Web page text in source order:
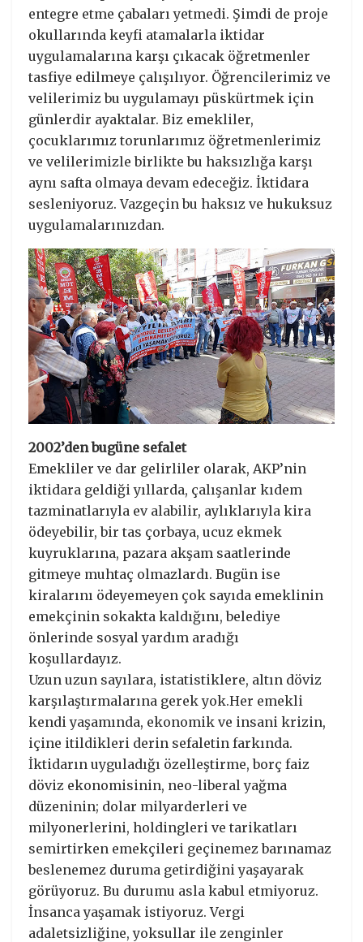
entegre etme çabaları yetmedi. Şimdi de proje
okullarında keyfi atamalarla iktidar
uygulamalarına karşı çıkacak öğretmenler
tasfiye edilmeye çalışılıyor. Öğrencilerimiz ve
velilerimiz bu uygulamayı püskürtmek için
günlerdir ayaktalar. Biz emekliler,
çocuklarımız torunlarımız öğretmenlerimiz
ve velilerimizle birlikte bu haksızlığa karşı
aynı safta olmaya devam edeceğiz. İktidara
sesleniyoruz. Vazgeçin bu haksız ve hukuksuz
uygulamalarınızdan.
2002’den bugüne sefalet
Emekliler ve dar gelirliler olarak, AKP’nin
iktidara geldiği yıllarda, çalışanlar kıdem
tazminatlarıyla ev alabilir, aylıklarıyla kira
ödeyebilir, bir tas çorbaya, ucuz ekmek
kuyruklarına, pazara akşam saatlerinde
gitmeye muhtaç olmazlardı. Bugün ise
kiralarını ödeyemeyen çok sayıda emeklinin
emekçinin sokakta kaldığını, belediye
önlerinde sosyal yardım aradığı
koşullardayız.
Uzun uzun sayılara, istatistiklere, altın döviz
karşılaştırmalarına gerek yok.Her emekli
kendi yaşamında, ekonomik ve insani krizin,
içine itildikleri derin sefaletin farkında.
İktidarın uyguladığı özelleştirme, borç faiz
döviz ekonomisinin, neo-liberal yağma
düzeninin; dolar milyarderleri ve
milyonerlerini, holdingleri ve tarikatları
semirtirken emekçileri geçinemez barınamaz
beslenemez duruma getirdiğini yaşayarak
görüyoruz. Bu durumu asla kabul etmiyoruz.
İnsanca yaşamak istiyoruz. Vergi
adaletsizliğine, yoksullar ile zenginler